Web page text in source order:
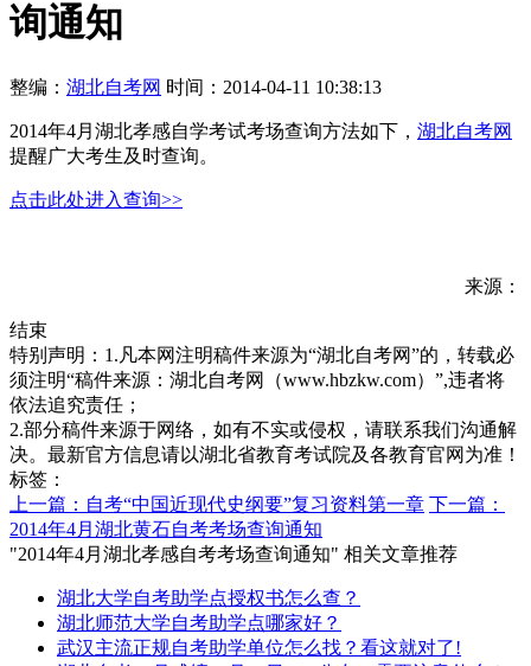
询通知
整编： 湖北自考网 时间：2014-04-11 10:38:13
2014年4月湖北孝感自学考试考场查询方法如下， 湖北自考网
提醒广大考生及时查询。
点击此处进入查询>>
来源：
结束
特别声明：1.凡本网注明稿件来源为“湖北自考网”的，转载必
须注明“稿件来源：湖北自考网（www.hbzkw.com）”,违者将
依法追究责任；
2.部分稿件来源于网络，如有不实或侵权，请联系我们沟通解
决。最新官方信息请以湖北省教育考试院及各教育官网为准！
标签：
上一篇：自考“中国近现代史纲要”复习资料第一章 下一篇：
2014年4月湖北黄石自考考场查询通知
"2014年4月湖北孝感自考考场查询通知" 相关文章推荐
湖北大学自考助学点授权书怎么查？
湖北师范大学自考助学点哪家好？
武汉主流正规自考助学单位怎么找？看这就对了!